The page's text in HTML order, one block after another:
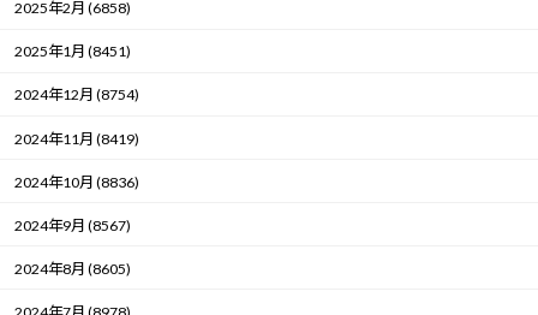
2025年2月 (6858)
2025年1月 (8451)
2024年12月 (8754)
2024年11月 (8419)
2024年10月 (8836)
2024年9月 (8567)
2024年8月 (8605)